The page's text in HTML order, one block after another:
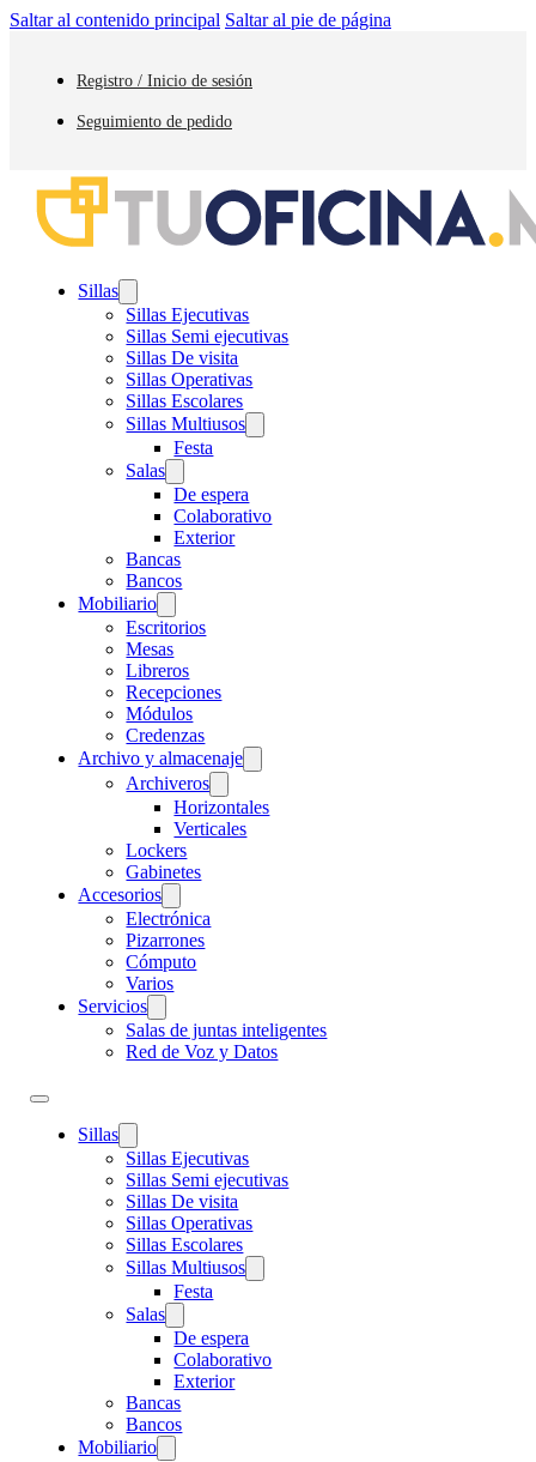
Saltar al contenido principal Saltar al pie de página
Registro / Inicio de sesión
Seguimiento de pedido
Sillas
Sillas Ejecutivas
Sillas Semi ejecutivas
Sillas De visita
Sillas Operativas
Sillas Escolares
Sillas Multiusos
Festa
Salas
De espera
Colaborativo
Exterior
Bancas
Bancos
Mobiliario
Escritorios
Mesas
Libreros
Recepciones
Módulos
Credenzas
Archivo y almacenaje
Archiveros
Horizontales
Verticales
Lockers
Gabinetes
Accesorios
Electrónica
Pizarrones
Cómputo
Varios
Servicios
Salas de juntas inteligentes
Red de Voz y Datos
Sillas
Sillas Ejecutivas
Sillas Semi ejecutivas
Sillas De visita
Sillas Operativas
Sillas Escolares
Sillas Multiusos
Festa
Salas
De espera
Colaborativo
Exterior
Bancas
Bancos
Mobiliario